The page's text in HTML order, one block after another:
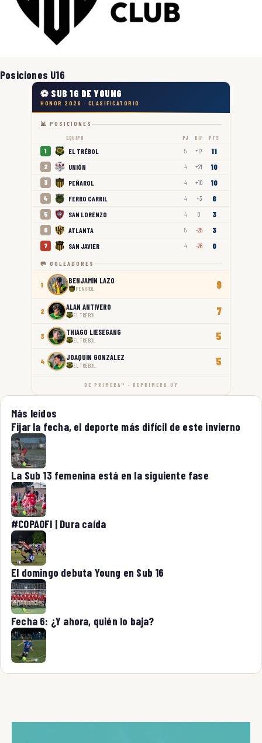
Posiciones U16
⚽ SUB 16 DE YOUNG
HONOR 2026 · CLASIFICATORIO
📊 POSICIONES
EQUIPO PJ DIF PTS
1 EL TRÉBOL 5 +17 11
2 UNIÓN 4 +21 10
3 PEÑAROL 4 +10 10
4 FERRO CARRIL 4 +3 6
5 SAN LORENZO 4 0 3
6 ATLANTA 5 -25 3
7 SAN JAVIER 4 -26 0
🥅 GOLEADORES
1 BENJAMÍN LAZO
PEÑAROL 9
2 ALAN ANTIVERO
EL TRÉBOL 7
3 THIAGO LIESEGANG
EL TRÉBOL 5
4 JOAQUÍN GONZÁLEZ
EL TRÉBOL 5
DE PRIMERA™ · DEPRIMERA.UY
Más leídos
Fijar la fecha, el deporte más difícil de este invierno
La Sub 13 femenina está en la siguiente fase
#COPAOFI | Dura caída
El domingo debuta Young en Sub 16
Fecha 6: ¿Y ahora, quién lo baja?